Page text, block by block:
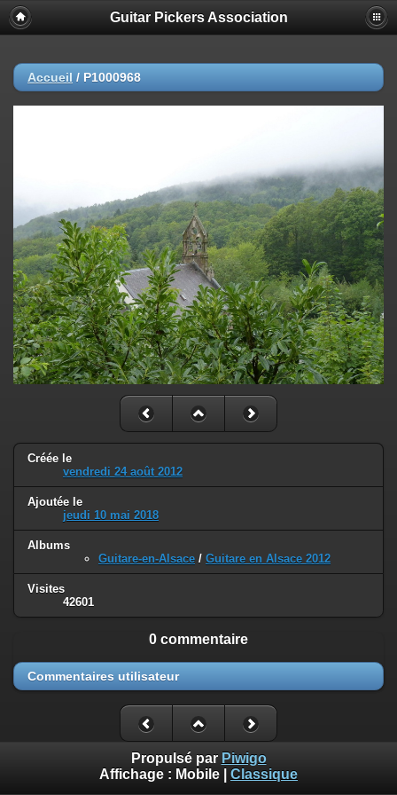
Guitar Pickers Association
Accueil / P1000968
Créée le
vendredi 24 août 2012
Ajoutée le
jeudi 10 mai 2018
Albums
Guitare-en-Alsace / Guitare en Alsace 2012
Visites
42601
0 commentaire
Commentaires utilisateur
Propulsé par Piwigo
Affichage : Mobile Classique